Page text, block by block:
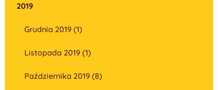
2019
Grudnia 2019 (1)
Listopada 2019 (1)
Października 2019 (8)